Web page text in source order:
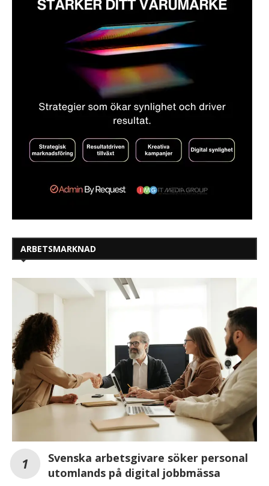
ARBETSMARKNAD
Svenska arbetsgivare söker personal
utomlands på digital jobbmässa